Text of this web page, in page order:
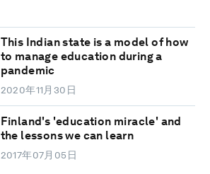
This Indian state is a model of how
to manage education during a
pandemic
2020年11月30日
Finland's 'education miracle' and
the lessons we can learn
2017年07月05日